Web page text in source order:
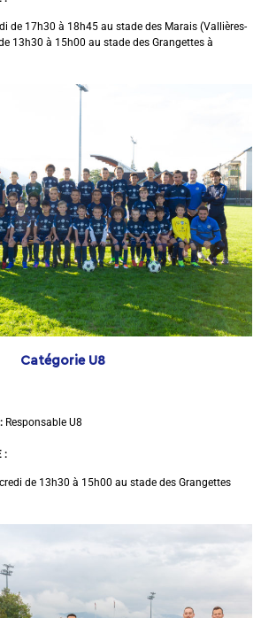
de 17h30 à 18h45 au stade des Marais (Vallières-
13h30 à 15h00 au stade des Grangettes à
Catégorie U8
Responsable U8
:
de 13h30 à 15h00 au stade des Grangettes